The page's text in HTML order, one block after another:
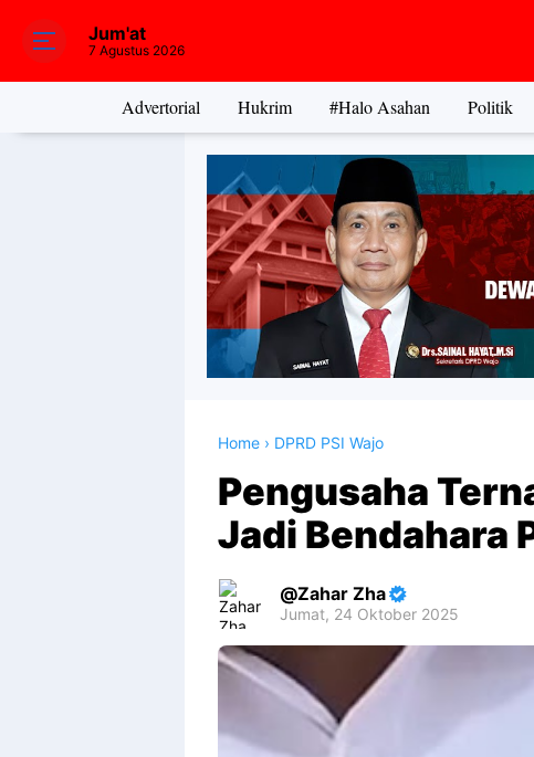
Jum'at
7 Agustus 2026
Advertorial Hukrim #Halo Asahan Politik
Home › DPRD PSI Wajo
Pengusaha
Jadi Bendahara
Zahar Zha
Jumat, 24 Oktober 2025
Premium
By
Raushan
With